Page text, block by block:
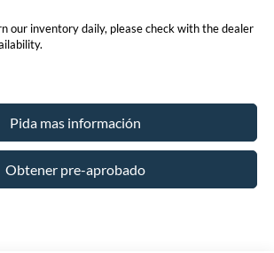
our inventory daily, please check with the dealer
Pida mas información
Obtener pre-aprobado